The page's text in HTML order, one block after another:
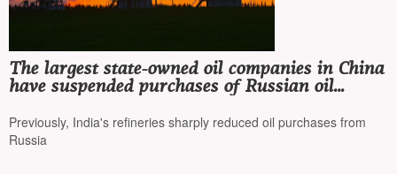
The largest state-owned oil companies in China
have suspended purchases of Russian oil
Previously, India's refineries sharply reduced oil purchases from
Russia